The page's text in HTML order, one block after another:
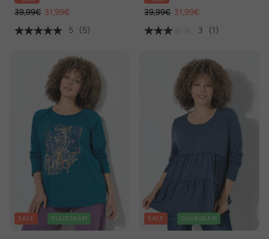
39,99€ 31,99€
5
(5)
39,99€ 31,99€
3
(1)
SALE DUURZAAM SALE DUURZAAM